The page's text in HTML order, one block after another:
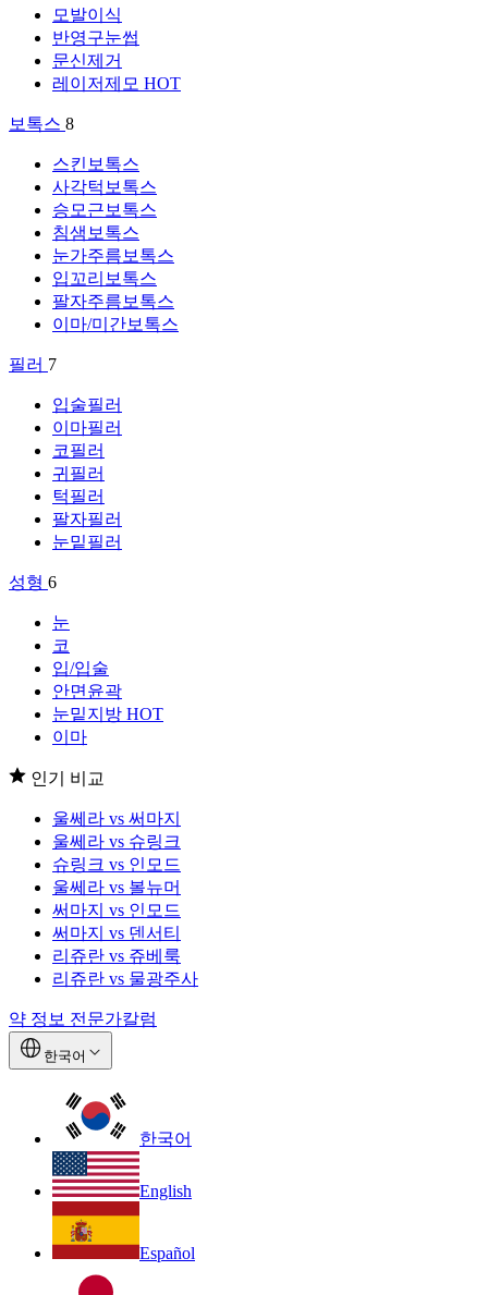
모발이식
반영구눈썹
문신제거
레이저제모 HOT
보톡스 8
스킨보톡스
사각턱보톡스
승모근보톡스
침샘보톡스
눈가주름보톡스
입꼬리보톡스
팔자주름보톡스
이마/미간보톡스
필러 7
입술필러
이마필러
코필러
귀필러
턱필러
팔자필러
눈밑필러
성형 6
눈
코
입/입술
안면윤곽
눈밑지방 HOT
이마
인기 비교
울쎄라 vs 써마지
울쎄라 vs 슈링크
슈링크 vs 인모드
울쎄라 vs 볼뉴머
써마지 vs 인모드
써마지 vs 덴서티
리쥬란 vs 쥬베룩
리쥬란 vs 물광주사
약 정보 전문가칼럼
한국어
한국어
English
Español